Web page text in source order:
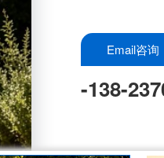
Email咨询
-138-